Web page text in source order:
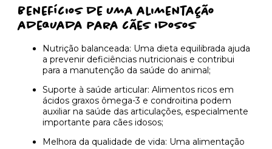
Benefícios de uma alimentação
adequada para cães idosos
Nutrição balanceada: Uma dieta equilibrada ajuda
a prevenir deficiências nutricionais e contribui
para a manutenção da saúde do animal;
Suporte à saúde articular: Alimentos ricos em
ácidos graxos ômega-3 e condroitina podem
auxiliar na saúde das articulações, especialmente
importante para cães idosos;
Melhora da qualidade de vida: Uma alimentação